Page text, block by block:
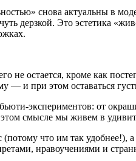
снова актуальны в
дерзкой. Это эстетика
не остается, кроме как
— и при этом оставаться
экспериментов: от
смысле мы живем в
что им так
нравоучениями и